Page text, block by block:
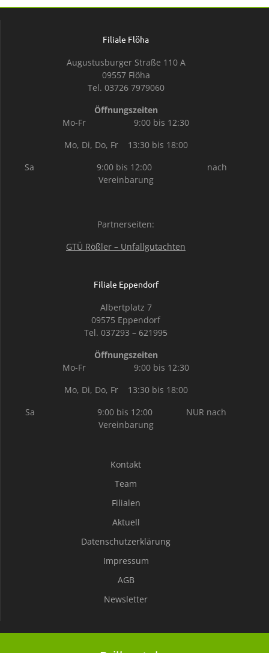
Filiale Flöha
Augustusburger Straße 110 A
09557 Flöha
Tel. 03726 7979060
Öffnungszeiten
Mo-Fr 9:00 bis 12:30
Mo, Di, Do, Fr 13:30 bis 18:00
Sa 9:00 bis 12:00 nach
Vereinbarung
Partnerseiten:
GTÜ Rößler – Unfallgutachten
Filiale Eppendorf
Albertplatz 7
09575 Eppendorf
Tel. 037293 – 621995
Öffnungszeiten
Mo-Fr 9:00 bis 12:30
Mo, Di, Do, Fr 13:30 bis 18:00
Sa 9:00 bis 12:00 NUR nach
Vereinbarung
Kontakt
Team
Filialen
Aktuell
Datenschutzerklärung
Impressum
AGB
Newsletter